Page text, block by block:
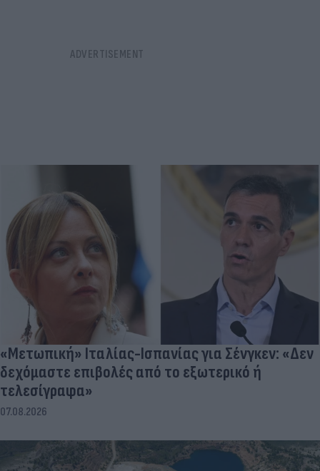
«Μετωπική» Ιταλίας-Ισπανίας για Σένγκεν: «Δεν
δεχόμαστε επιβολές από το εξωτερικό ή
τελεσίγραφα»
07.08.2026